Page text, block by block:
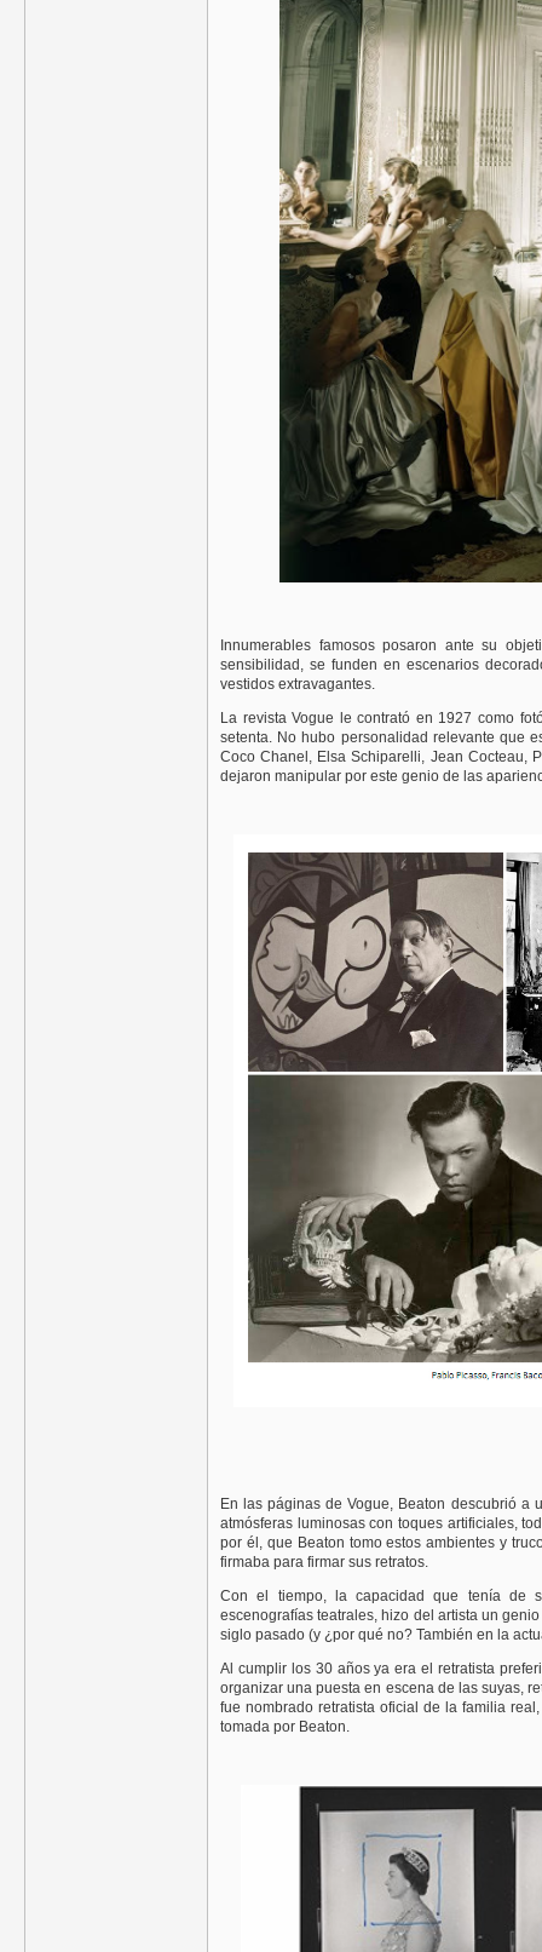
Innumerables famosos posaron ante su
sensibilidad, se funden en escenarios
vestidos extravagantes.
La revista Vogue le contrató en 1927 como
setenta. No hubo personalidad relevante que
Coco Chanel, Elsa Schiparelli, Jean Cocteau,
dejaron manipular por este genio de las
En las páginas de Vogue, Beaton descubrió a
atmósferas luminosas con toques artificiales,
por él, que Beaton tomo estos ambientes y
firmaba para firmar sus retratos.
Con el tiempo, la capacidad que tenía de
escenografías teatrales, hizo del artista un
siglo pasado (y ¿por qué no? También en la
Al cumplir los 30 años ya era el retratista
organizar una puesta en escena de las suyas,
fue nombrado retratista oficial de la familia
tomada por Beaton.